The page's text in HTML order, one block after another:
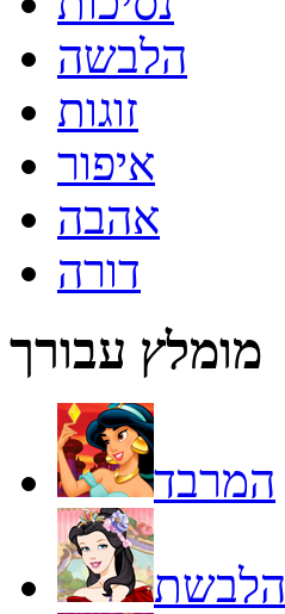
הלבשה
זוגות
איפור
אהבה
דורה
מומלץ עבורך
המרבד
הלבשת